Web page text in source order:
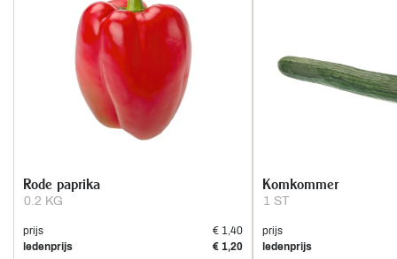
0.2 KG
Rode paprika
prijs
€ 1,40
ledenprijs
€ 1,20
1 ST
Komkommer
prijs
ledenprijs